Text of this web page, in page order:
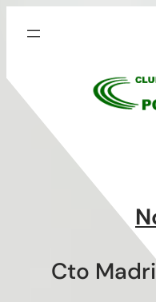
contenido
Cto